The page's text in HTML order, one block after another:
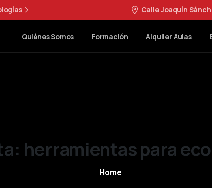
Calle Joaquín
Quiénes Somos Formación Alquiler Aulas
herramientaspara
Home